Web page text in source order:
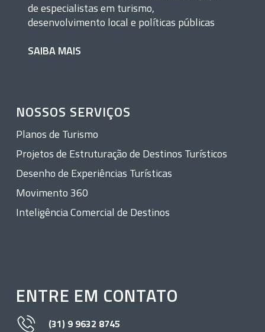
de especialistas em turismo,
desenvolvimento local e políticas públicas
SAIBA MAIS
NOSSOS SERVIÇOS
Planos de Turismo
Projetos de Estruturação de Destinos Turísticos
Desenho de Experiências Turísticas
Movimento 360
Inteligência Comercial de Destinos
ENTRE EM CONTATO
(31) 9 9632 8745